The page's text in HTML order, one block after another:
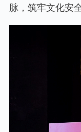
脉，筑牢文化安